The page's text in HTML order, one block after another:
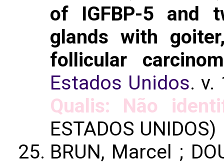
of IGFBP-5 and
glands with
follicular
Estados Unidos. v.
Qualis: Não
ESTADOS UNIDOS)
BRUN, Marcel ;